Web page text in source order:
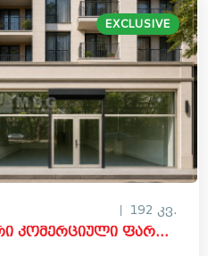
EXCLUSIVE
192 კვ.
იყიდება უნივერსალური კომერციული ფართი საბურთალოს რაიონში